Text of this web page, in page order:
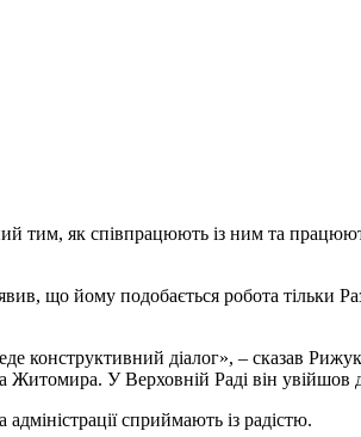
тим, як співпрацюють із ним та
що йому подобається робота тільки
конструктивний діалог», – сказав
У Верховній Раді він увійшов
сприймають із радістю.